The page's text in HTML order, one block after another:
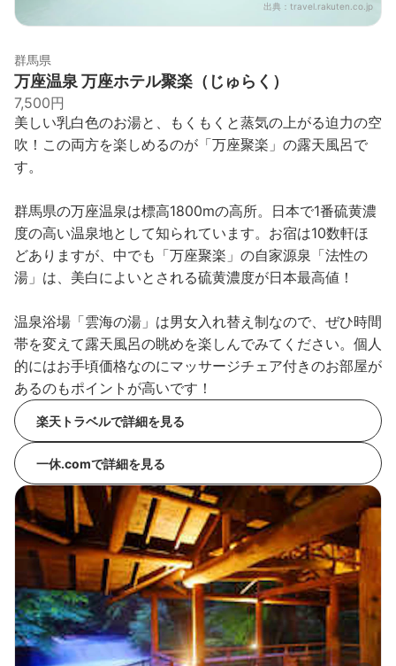
出典： travel.rakuten.co.jp
群馬県
万座温泉 万座ホテル聚楽（じゅらく）
7,500円
美しい乳白色のお湯と、もくもくと蒸気の上がる迫力の空
吹！この両方を楽しめるのが「万座聚楽」の露天風呂で
す。
群馬県の万座温泉は標高1800mの高所。日本で1番硫黄濃
度の高い温泉地として知られています。お宿は10数軒ほ
どありますが、中でも「万座聚楽」の自家源泉「法性の
湯」は、美白によいとされる硫黄濃度が日本最高値！
温泉浴場「雲海の湯」は男女入れ替え制なので、ぜひ時間
帯を変えて露天風呂の眺めを楽しんでみてください。個人
的にはお手頃価格なのにマッサージチェア付きのお部屋が
あるのもポイントが高いです！
楽天トラベルで詳細を見る
一休.comで詳細を見る